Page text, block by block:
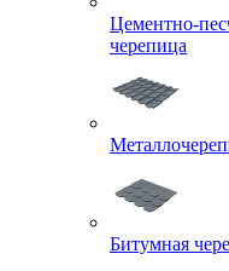
Цементно-
черепица
Битумная